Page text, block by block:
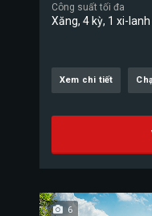
Công suất tối đa
Xăng, 4 kỳ, 1 xi-lanh
Xem chi tiết
6